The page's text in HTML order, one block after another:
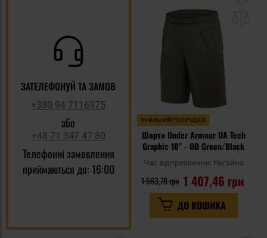
ЗАТЕЛЕФОНУЙ ТА ЗАМОВ
+380 94 7116975
або
+48 71 347 47 80
Телефонні замовлення
приймаються до: 16:00
ФІНАЛЬНИЙ РОЗПРОДАЖ
Шорти Under Armour UA Tech
Graphic 10" - OD Green/Black
Час відправлення: Негайно
1 407,46 грн
1 563,78 грн
ДО КОШИКА